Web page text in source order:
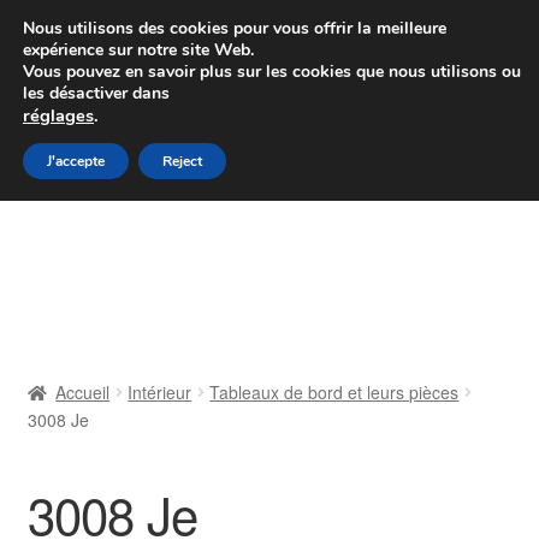
Colissimo livraison à partir de 7 EUR
Du lundi au vendredi de 9 h à 16 h
Aller
à
Aller
au
Contact
Accueil Intérieur
Tableaux de bord et leurs pièces
3008 Je
3008 Je
Nous utilisons des cookies pour vous offrir la meilleure
expérience sur notre site Web.
Vous pouvez en savoir plus sur les cookies que nous utilisons ou
les désactiver dans
réglages.
J'accepte Reject